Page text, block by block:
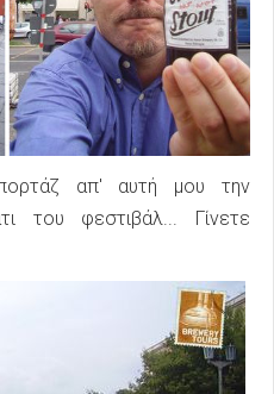
απ' αυτή μου την
του φεστιβάλ... Γίνετε